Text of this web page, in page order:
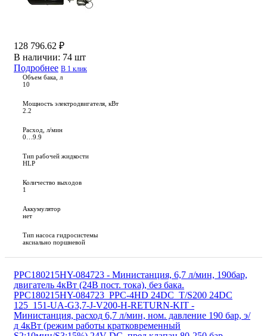
128 796.62 ₽
В наличии: 74 шт
Подробнее В 1 клик
Объем бака, л
10
Мощность электродвигателя, кВт
2.2
Расход, л/мин
0…9.9
Тип рабочей жидкости
HLP
Количество выходов
1
Аккумулятор
нет
Тип насоса гидросистемы
аксиально поршневой
PPC180215HY-084723 - Министанция, 6,7 л/мин, 190бар,
двигатель 4кВт (24В пост. тока), без бака.
PPC180215HY-084723_PPC-4HD 24DC_T/S200 24DC
125_151-UA-G3,7-J-V200-H-RETURN-KIT -
Министанция, расход 6,7 л/мин, ном. давление 190 бар, э/
д 4кВт (режим работы кратковременный